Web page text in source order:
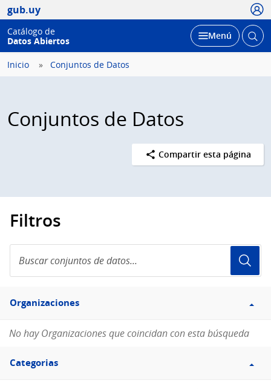
gub.uy
Catálogo de
Datos Abiertos
Desplegar
Menú Abrir
Inicio Conjuntos de Datos
Conjuntos de Datos
Compartir esta página
Filtros
conjuntos
de
Filtro
Organizaciones
Organizaciones
No hay Organizaciones que coincidan con esta búsqueda
Filtro
Categorias
Categorias